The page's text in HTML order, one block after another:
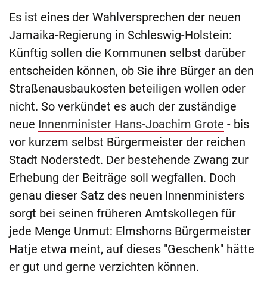
Es ist eines der Wahlversprechen der neuen
Jamaika-Regierung in Schleswig-Holstein:
Künftig sollen die Kommunen selbst darüber
entscheiden können, ob Sie ihre Bürger an den
Straßenausbaukosten beteiligen wollen oder
nicht. So verkündet es auch der zuständige
neue Innenminister Hans-Joachim Grote - bis
vor kurzem selbst Bürgermeister der reichen
Stadt Noderstedt. Der bestehende Zwang zur
Erhebung der Beiträge soll wegfallen. Doch
genau dieser Satz des neuen Innenministers
sorgt bei seinen früheren Amtskollegen für
jede Menge Unmut: Elmshorns Bürgermeister
Hatje etwa meint, auf dieses "Geschenk" hätte
er gut und gerne verzichten können.